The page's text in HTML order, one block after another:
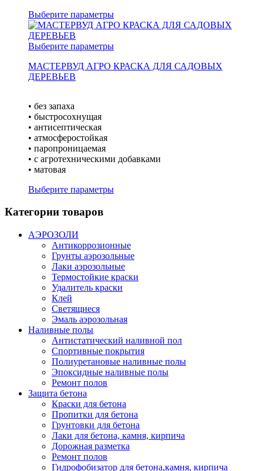
Выберите параметры
Выберите параметры
МАСТЕРВУД АГРО КРАСКА ДЛЯ САДОВЫХ
ДЕРЕВЬЕВ
• без запаха
• быстросохнущая
• антисептическая
• атмосферостойкая
• паропроницаемая
• с агротехническими добавками
• матовая
Выберите параметры
Категории товаров
АЭРОЗОЛИ
Антикоррозионные
Грунты аэрозольные
Лаки аэрозольные
Термостойкие краски
Удалитель краски
Клей
Светящиеся
Эмаль аэрозольная
Наливные полы
Антистатический наливной пол
Спортивные покрытия
Полиуретановые наливные полы
Эпоксидные наливные полы
Ремонт полов
Защита бетона
Краски для бетона
Пропитки для бетона
Грунтовки для бетона
Лаки для бетона, камня, кирпича
Дорожная разметка
Ремонт полов
Гидрофобизатор для бетона,камня, кирпича